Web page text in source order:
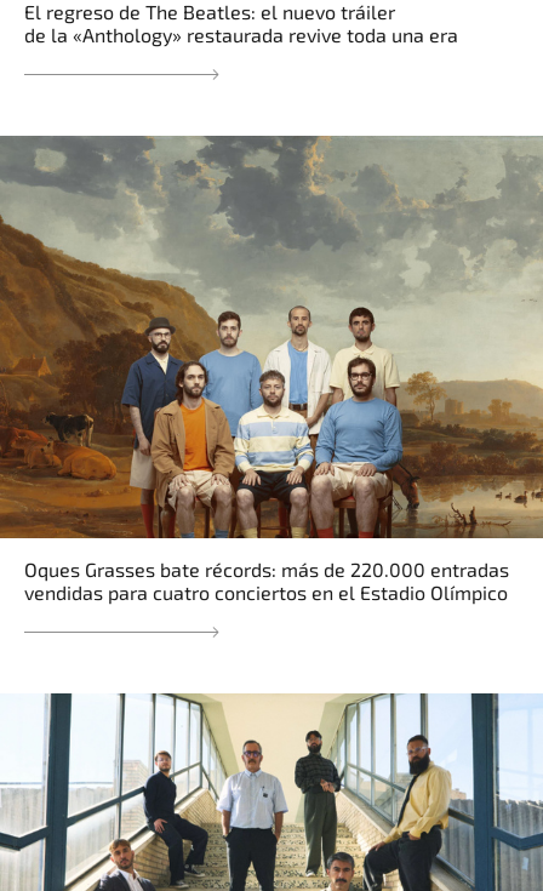
El regreso de The Beatles: el nuevo tráiler
de la «Anthology» restaurada revive toda una era
Oques Grasses bate récords: más de 220.000 entradas
vendidas para cuatro conciertos en el Estadio Olímpico